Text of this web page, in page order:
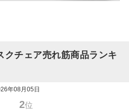
クチェア売れ筋商品ランキ
年08月05日
2位